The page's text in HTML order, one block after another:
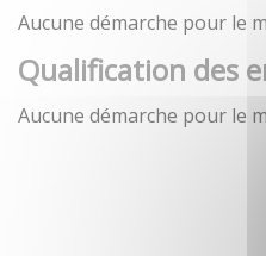
Aucune démarche pour le
Qualification des
Aucune démarche pour le